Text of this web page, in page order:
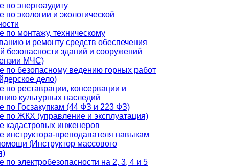
по энергоаудиту
по экологии и экологической
по монтажу, техническому
и ремонту средств обеспечения
безопасности зданий и сооружений
МЧС)
по безопасному ведению горных работ
дело)
по реставрации, консервации и
культурных наследий
по Госзакупкам (44 ФЗ и 223 ФЗ)
по ЖКХ (управление и эксплуатация)
кадастровых инженеров
инструктора-преподавателя навыкам
(Инструктор массового
по электробезопасности на 2, 3, 4 и 5